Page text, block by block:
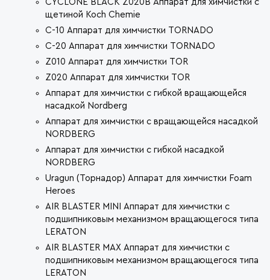
CYCLONE BLACK Z020B Аппарат для химчистки с
щетиной Koch Chemie
C-10 Аппарат для химчистки TORNADO
C-20 Аппарат для химчистки TORNADO
Z010 Аппарат для химчистки TOR
Z020 Аппарат для химчистки TOR
Аппарат для химчистки с гибкой вращающейся
насадкой Nordberg
Аппарат для химчистки c вращающейся насадкой
NORDBERG
Аппарат для химчистки c гибкой насадкой
NORDBERG
Uragun (Торнадор) Аппарат для химчистки Foam
Heroes
AIR BLASTER MINI Аппарат для химчистки с
подшипниковым механизмом вращающегося типа
LERATON
AIR BLASTER MAX Аппарат для химчистки с
подшипниковым механизмом вращающегося типа
LERATON